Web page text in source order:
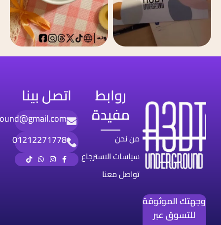
وجهتك الموثوقة
للتسوق عبر
روابط
مفيدة
من نحن
سياسات الاسترجاع
تواصل معنا
اتصل بينا
01212271778